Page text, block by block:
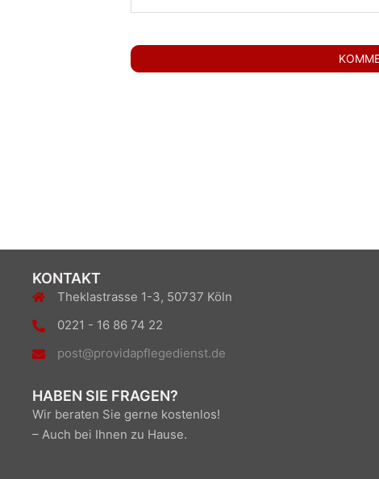
KONTAKT
Theklastrasse 1-3, 50737 Köln
0221 - 16 86 74 22
post@providapflegedienst.de
HABEN SIE FRAGEN?
Wir beraten Sie gerne kostenlos!
– Auch bei Ihnen zu Hause.